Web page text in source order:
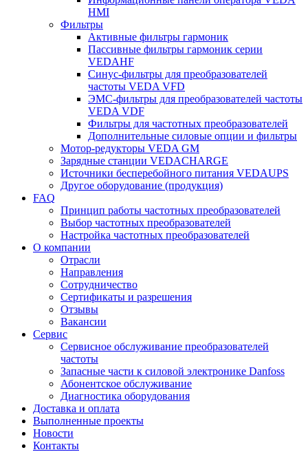
HMI
Фильтры
Активные фильтры гармоник
Пассивные фильтры гармоник серии
VEDAHF
Синус-фильтры для преобразователей
частоты VEDA VFD
ЭМС-фильтры для преобразователей частоты
VEDA VDF
Фильтры для частотных преобразователей
Дополнительные силовые опции и фильтры
Мотор-редукторы VEDA GM
Зарядные станции VEDACHARGE
Источники бесперебойного питания VEDAUPS
Другое оборудование (продукция)
FAQ
Принцип работы частотных преобразователей
Выбор частотных преобразователей
Настройка частотных преобразователей
О компании
Отрасли
Направления
Сотрудничество
Сертификаты и разрешения
Отзывы
Вакансии
Сервис
Сервисное обслуживание преобразователей
частоты
Запасные части к силовой электронике Danfoss
Абонентское обслуживание
Диагностика оборудования
Доставка и оплата
Выполненные проекты
Новости
Контакты